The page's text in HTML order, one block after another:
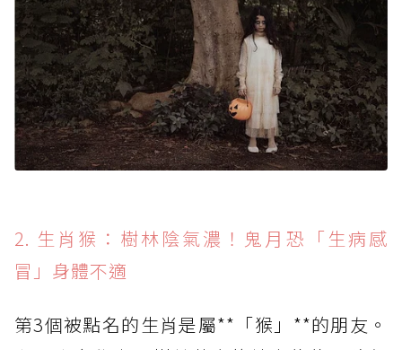
2. 生肖猴：樹林陰氣濃！鬼月恐「生病感
冒」身體不適
第3個被點名的生肖是屬**「猴」**的朋友。